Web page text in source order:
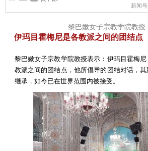
新闻
黎巴嫩女子宗教学院教授
伊玛目霍梅尼是各教派之间的团结点
黎巴嫩女子宗教学院教授表示：伊玛目霍梅
教派之间的团结点，他所倡导的团结对话，
继承，如今已在世界范围内被接受。